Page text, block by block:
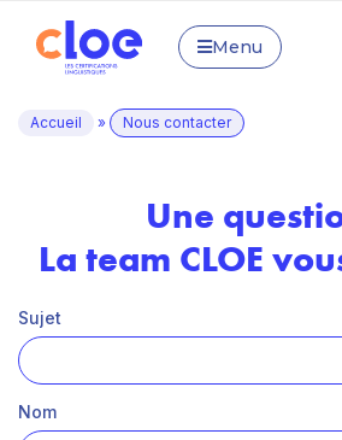
Menu
Accueil » Nous contacter
Une
La team CLOE
Sujet
Nom